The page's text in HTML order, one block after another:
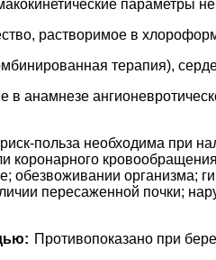
параметры не
растворимое в
терапия),
в анамнезе
польза необходима при
коронарного
обезвоживании организма;
пересаженной почки;
Противопоказано при